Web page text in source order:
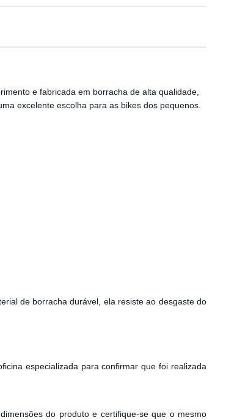
e fabricada em borracha de alta qualidade,
excelente escolha para as bikes dos pequenos.
de borracha durável, ela resiste ao desgaste do
especializada para confirmar que foi realizada
do produto e certifique-se que o mesmo